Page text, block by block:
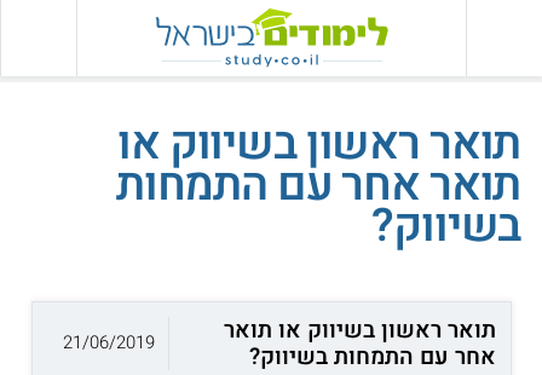
תואר ראשון בשיווק או
תואר אחר עם התמחות
בשיווק?
תואר ראשון בשיווק או תואר
אחר עם התמחות בשיווק?
21/06/2019